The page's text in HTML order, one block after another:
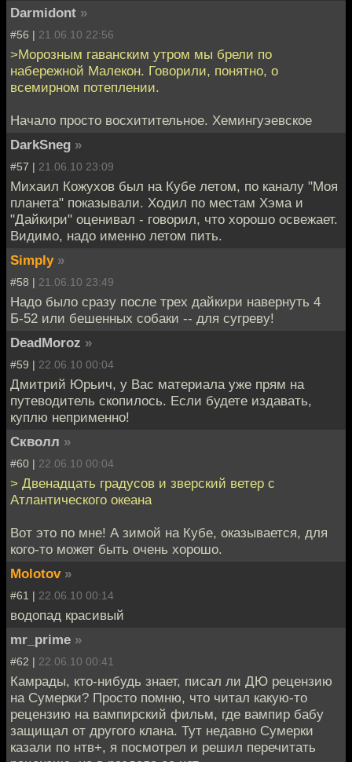
Darmidont »
#56 | 21.06.10 22:56
>Морозным гаванским утром мы брели по
набережной Малекон. Говорили, понятно, о
всемирном потеплении.
Начало просто восхитительное. Хемингуэевское
DarkSneg »
#57 | 21.06.10 23:09
Михаил Кожухов был на Кубе летом, по каналу "Моя
планета" показывали. Ходил по местам Хэма и
"Дайкири" оценивал - говорил, что хорошо освежает.
Видимо, надо именно летом пить.
Simply »
#58 | 21.06.10 23:49
Надо было сразу после трех дайкири навернуть 4
Б-52 или бешенных собаки -- для сугреву!
DeadMoroz »
#59 | 22.06.10 00:04
Дмитрий Юрьич, у Вас материала уже прям на
путеводитель скопилось. Если будете издавать,
куплю неприменно!
Скволл »
#60 | 22.06.10 00:04
> Двенадцать градусов и зверский ветер с
Атлантического океана
Вот это по мне! А зимой на Кубе, оказывается, для
кого-то может быть очень хорошо.
Molotov »
#61 | 22.06.10 00:14
водопад красивый
mr_prime »
#62 | 22.06.10 00:41
Камрады, кто-нибудь знает, писал ли ДЮ рецензию
на Сумерки? Просто помню, что читал какую-то
рецензию на вампирский фильм, где вампир бабу
защищал от другого клана. Тут недавно Сумерки
казали по нтв+, я посмотрел и решил перечитать